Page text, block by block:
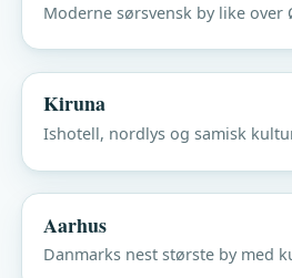
Moderne sørsvensk by like
Kiruna
Ishotell, nordlys og samisk
Aarhus
Danmarks nest største by med